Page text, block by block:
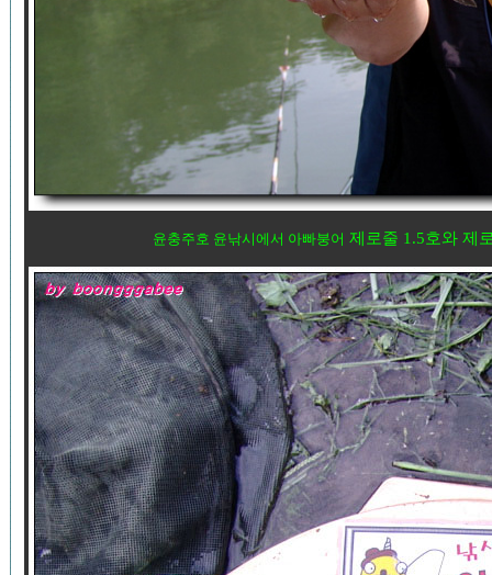
윤충주호 윤낚시에서 아빠붕어 제로줄 1.5호와 제